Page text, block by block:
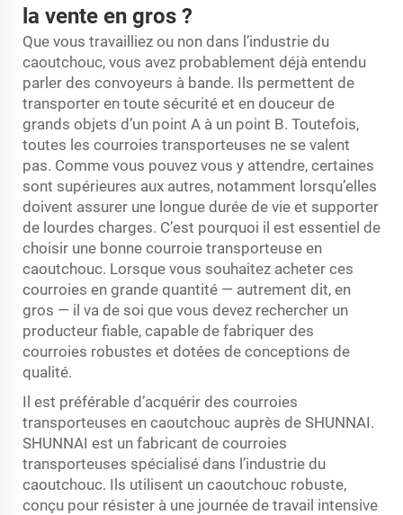
la vente en gros ?
Que vous travailliez ou non dans l’industrie du
caoutchouc, vous avez probablement déjà entendu
parler des convoyeurs à bande. Ils permettent de
transporter en toute sécurité et en douceur de
grands objets d’un point A à un point B. Toutefois,
toutes les courroies transporteuses ne se valent
pas. Comme vous pouvez vous y attendre, certaines
sont supérieures aux autres, notamment lorsqu’elles
doivent assurer une longue durée de vie et supporter
de lourdes charges. C’est pourquoi il est essentiel de
choisir une bonne courroie transporteuse en
caoutchouc. Lorsque vous souhaitez acheter ces
courroies en grande quantité — autrement dit, en
gros — il va de soi que vous devez rechercher un
producteur fiable, capable de fabriquer des
courroies robustes et dotées de conceptions de
qualité.
Il est préférable d’acquérir des courroies
transporteuses en caoutchouc auprès de SHUNNAI.
SHUNNAI est un fabricant de courroies
transporteuses spécialisé dans l’industrie du
caoutchouc. Ils utilisent un caoutchouc robuste,
conçu pour résister à une journée de travail intensive